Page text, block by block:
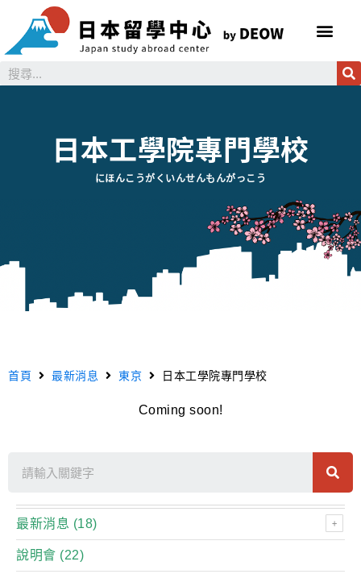
日本工學院專門學校
にほんこうがくいんせんもんがっこう
首頁 最新消息 東京 日本工學院專門學校
Coming soon!
最新消息 (18)
說明會 (22)